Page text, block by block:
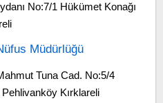
No:7/1 Hükümet Konağı
Müdürlüğü
Tuna Cad. No:5/4
Kırklareli